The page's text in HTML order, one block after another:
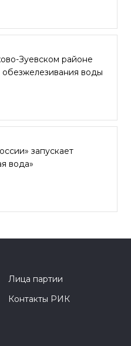
Зуевском районе
обезжелезивания воды
запускает
вода»
Лица партии
Контакты РИК